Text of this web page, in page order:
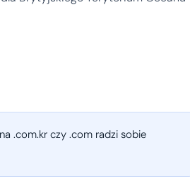
.com.kr czy .com radzi sobie